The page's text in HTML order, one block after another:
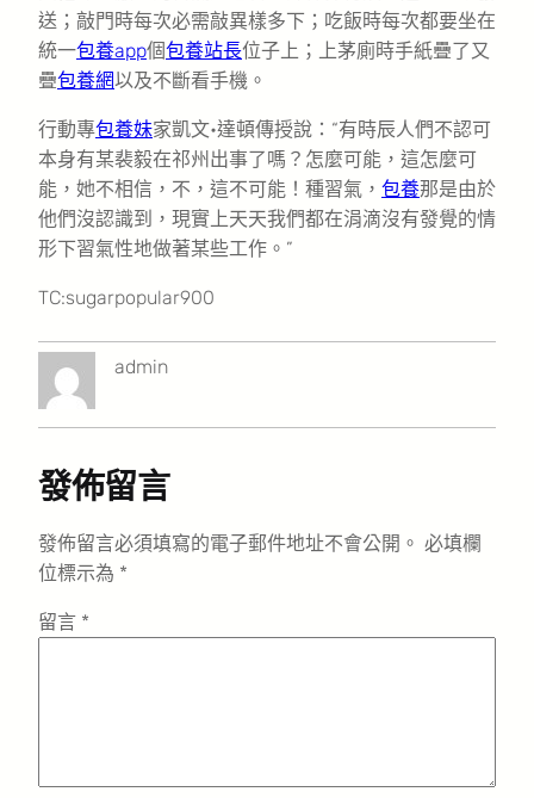
送；敲門時每次必需敲異樣多下；吃飯時每次都要坐在
統一包養app個包養站長位子上；上茅廁時手紙疊了又
疊包養網以及不斷看手機。
行動專包養妹家凱文•達頓傳授說：“有時辰人們不認可
本身有某裴毅在祁州出事了嗎？怎麼可能，這怎麼可
能，她不相信，不，這不可能！種習氣， 包養那是由於
他們沒認識到，現實上天天我們都在涓滴沒有發覺的情
形下習氣性地做著某些工作。”
TC:sugarpopular900
admin
發佈留言
發佈留言必須填寫的電子郵件地址不會公開。 必填欄
位標示為 *
留言 *